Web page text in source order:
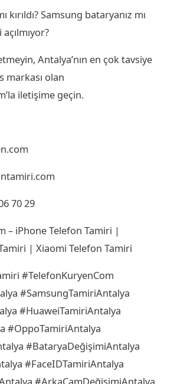
kırıldı? Samsung bataryanız mı
Antalya’nın en çok tavsiye
markası olan
iletişime geçin.
70 29
– iPhone Telefon Tamiri |
| Xiaomi Telefon Tamiri
#TelefonKuryenCom
#SamsungTamiriAntalya
#HuaweiTamiriAntalya
#OppoTamiriAntalya
#BataryaDeğişimiAntalya
#FaceIDTamiriAntalya